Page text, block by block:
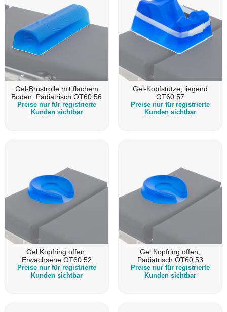
Gel-Brustrolle mit flachem
Boden, Pädiatrisch OT60.56
Preise nur für registrierte
Kunden sichtbar
Gel-Kopfstütze, liegend
OT60.57
Preise nur für registrierte
Kunden sichtbar
Gel Kopfring offen,
Erwachsene OT60.52
Preise nur für registrierte
Kunden sichtbar
Gel Kopfring offen,
Pädiatrisch OT60.53
Preise nur für registrierte
Kunden sichtbar